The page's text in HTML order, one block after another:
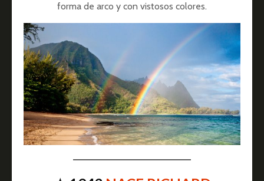
forma de arco y con vistosos colores.